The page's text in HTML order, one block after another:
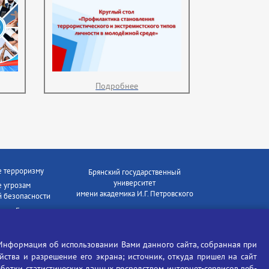
Подробнее
терроризму
угрозам
- Генеральная
Брянский государственный
университет
имени академика И.Г. Петровского
Телефон: +7(4832)58-90-85
об использовании Вами данного сайта, собранная при
и разрешение его экрана; источник, откуда пришел на сайт